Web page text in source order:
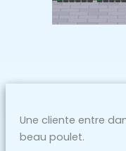
Une cliente entre
beau poulet.